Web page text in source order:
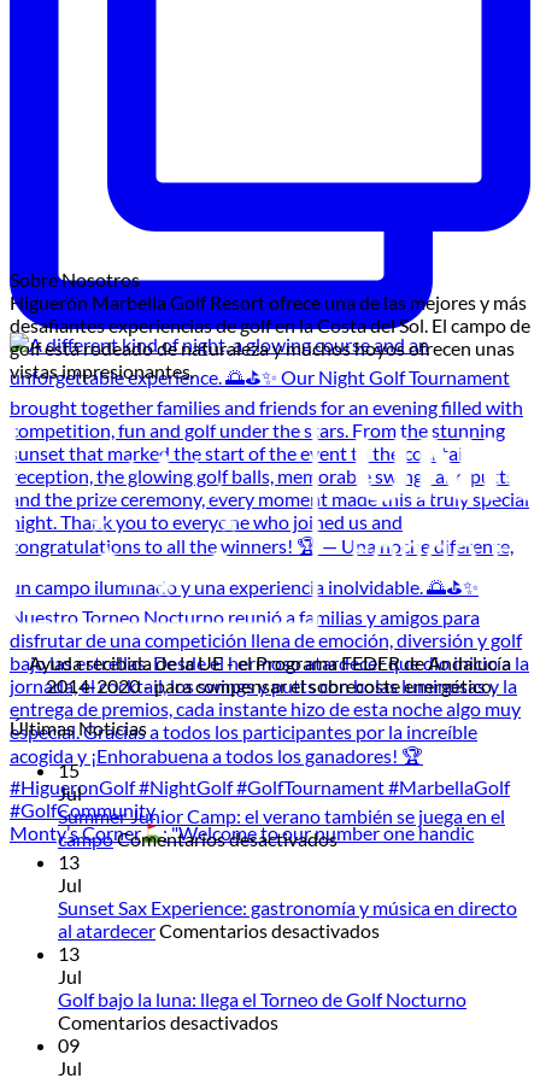
Monty’s Corner : "Welcome to our number one handic
Sobre Nosotros
Higuerón Marbella Golf Resort ofrece una de las mejores y más
desafiantes experiencias de golf en la Costa del Sol. El campo de
golf está rodeado de naturaleza y muchos hoyos ofrecen unas
vistas impresionantes.
Ayuda recibida de la UE - el Programa FEDER de Andalucía
2014-2020 - para compensar el sobrecoste energético.
Últimas Noticias
15
Jul
Summer Junior Camp: el verano también se juega en el
campoComentarios desactivadosen
Camp:
el
se
13
Jul
Sunset Sax Experience: gastronomía y música en directo
al atardecerComentarios desactivadosen
Experience:
13
Jul
Golf bajo la luna: llega el Torneo de Golf Nocturno
Comentarios desactivadosen
09
Jul